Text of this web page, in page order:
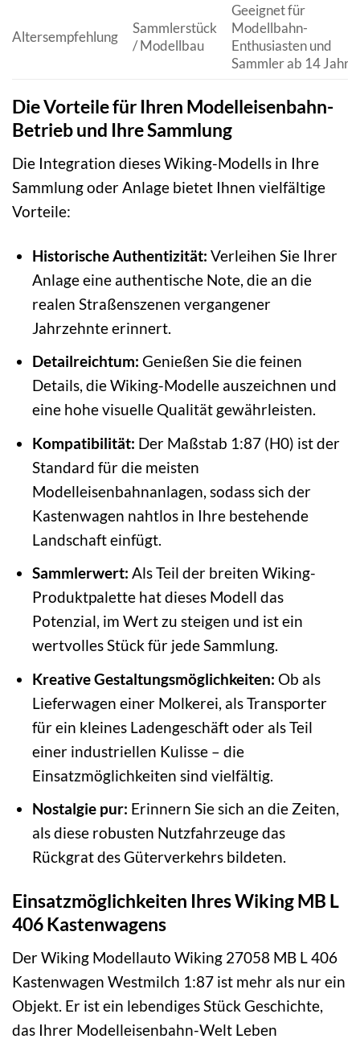
Altersempfehlung
Sammlerstück
/ Modellbau
Geeignet für
Modellbahn-
Enthusiasten und
Sammler ab 14
Die Vorteile für Ihren Modelleisenbahn-
Betrieb und Ihre Sammlung
Die Integration dieses Wiking-Modells in Ihre
Sammlung oder Anlage bietet Ihnen vielfältige
Vorteile:
Historische Authentizität: Verleihen Sie Ihrer
Anlage eine authentische Note, die an die
realen Straßenszenen vergangener
Jahrzehnte erinnert.
Detailreichtum: Genießen Sie die feinen
Details, die Wiking-Modelle auszeichnen und
eine hohe visuelle Qualität gewährleisten.
Kompatibilität: Der Maßstab 1:87 (H0) ist der
Standard für die meisten
Modelleisenbahnanlagen, sodass sich der
Kastenwagen nahtlos in Ihre bestehende
Landschaft einfügt.
Sammlerwert: Als Teil der breiten Wiking-
Produktpalette hat dieses Modell das
Potenzial, im Wert zu steigen und ist ein
wertvolles Stück für jede Sammlung.
Kreative Gestaltungsmöglichkeiten: Ob als
Lieferwagen einer Molkerei, als Transporter
für ein kleines Ladengeschäft oder als Teil
einer industriellen Kulisse – die
Einsatzmöglichkeiten sind vielfältig.
Nostalgie pur: Erinnern Sie sich an die Zeiten,
als diese robusten Nutzfahrzeuge das
Rückgrat des Güterverkehrs bildeten.
Einsatzmöglichkeiten Ihres Wiking MB L
406 Kastenwagens
Der Wiking Modellauto Wiking 27058 MB L 406
Kastenwagen Westmilch 1:87 ist mehr als nur ein
Objekt. Er ist ein lebendiges Stück Geschichte,
das Ihrer Modelleisenbahn-Welt Leben